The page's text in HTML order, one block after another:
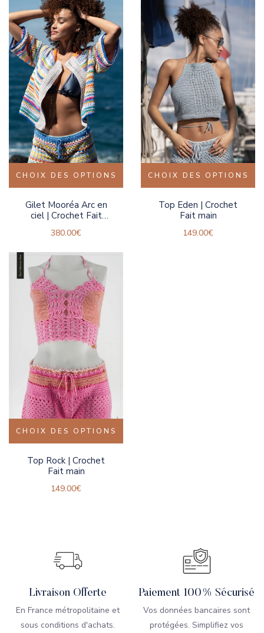
CHOIX DES OPTIONS
Gilet Mooréa Arc en
ciel | Crochet Fait
380.00€
CHOIX DES OPTIONS
Top Eden | Crochet
Fait main
149.00€
CHOIX DES OPTIONS
Top Rock | Crochet
Fait main
149.00€
Livraison Offerte
En France métropolitaine et
sous conditions d'achats.
Paiement 100% Sécurisé
Vos données bancaires sont
protégées. Simplifiez vos